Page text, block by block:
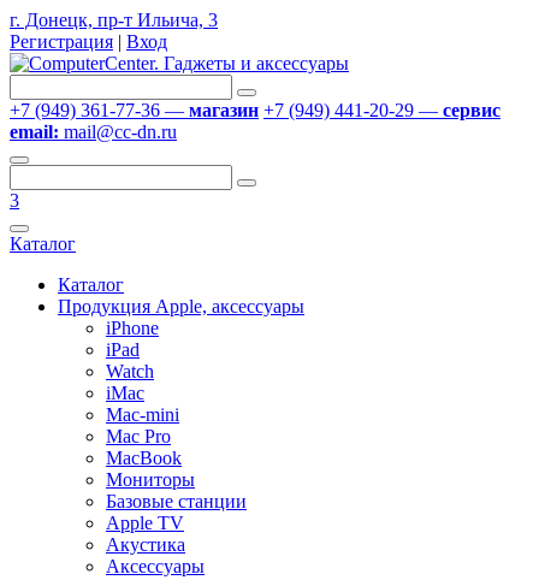
г. Донецк, пр-т Ильича, 3
Регистрация | Вход
+7 (949) 361-77-36 — магазин +7 (949) 441-20-29 — сервис
email: mail@cc-dn.ru
3
Каталог
Каталог
Продукция Apple, аксессуары
iPhone
iPad
Watch
iMac
Mac-mini
Mac Pro
MacBook
Мониторы
Базовые станции
Apple TV
Акустика
Аксессуары